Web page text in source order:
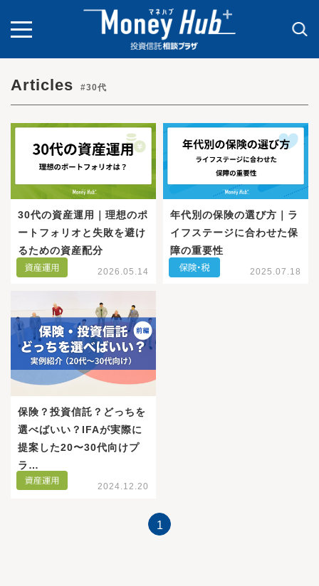
toggle
navigation
Articles #30代
30代の資産運用｜理想のポ
ートフォリオと失敗を避け
るための資産配分
2026.05.14
年代別の保険の選び方｜ラ
イフステージに合わせた保
障の重要性
2025.07.18
保険？投資信託？どっちを
選べばいい？IFAが実際に
提案した20〜30代向けプ
ラ…
2024.12.20
1